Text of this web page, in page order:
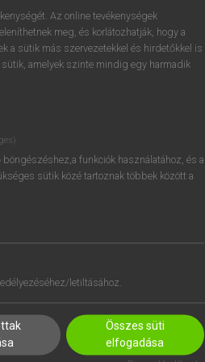
regisztrálok ésbelépek.
REGISZTRÁCIÓ
Az online tevékenységek
meg, és korlátozhatják, hogy a
a sütik más szervezetekkel és hirdetőkkel is
amelyek szinte mindig egy harmadik
funkciók használatához, és a
sütik közé tartoznak többek között a
letiltásához.
Összes süti
elfogadása